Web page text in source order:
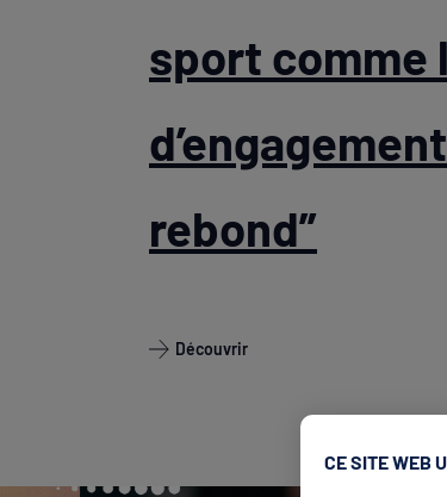
sport comme
rebond”
Découvrir
CE SITE WEB